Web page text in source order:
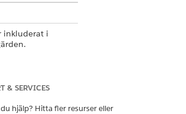
inkluderat i
& SERVICES
hjälp? Hitta fler resurser eller